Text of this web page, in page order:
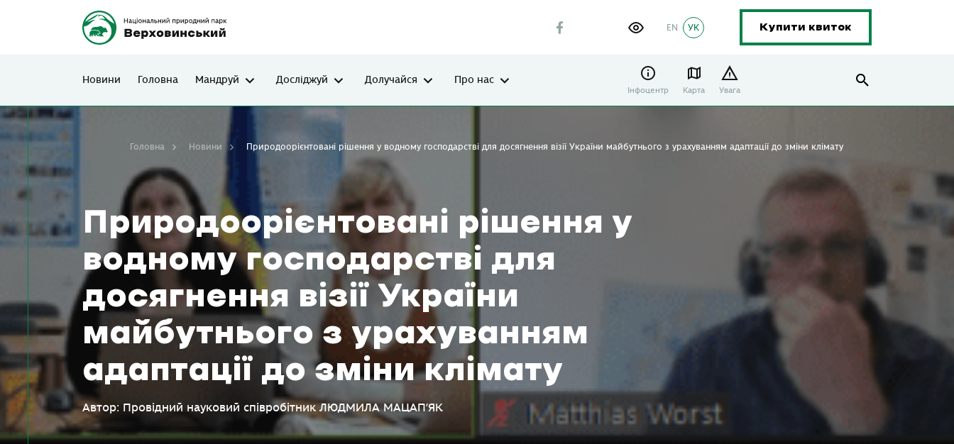
УК
EN Купити квиток
Новини Головна Мандруй Досліджуй Долучайся Про нас
Інфоцентр Карта Увага
Природоорієнтовані рішення у
водному господарстві для
досягнення візії України
майбутнього з урахуванням
адаптації до зміни клімату
Автор: Провідний науковий співробітник ЛЮДМИЛА МАЦАП’ЯК
Головна Новини Природоорієнтовані рішення у водному господарстві для досягнення візії України майбутнього з урахуванням адаптації до зміни клімату